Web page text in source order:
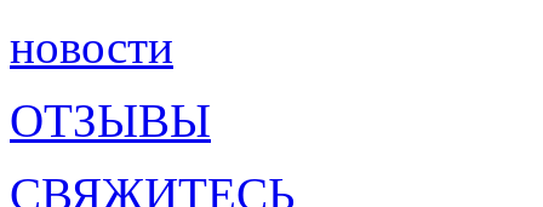
новости
ОТЗЫВЫ
СВЯЖИТЕСЬ